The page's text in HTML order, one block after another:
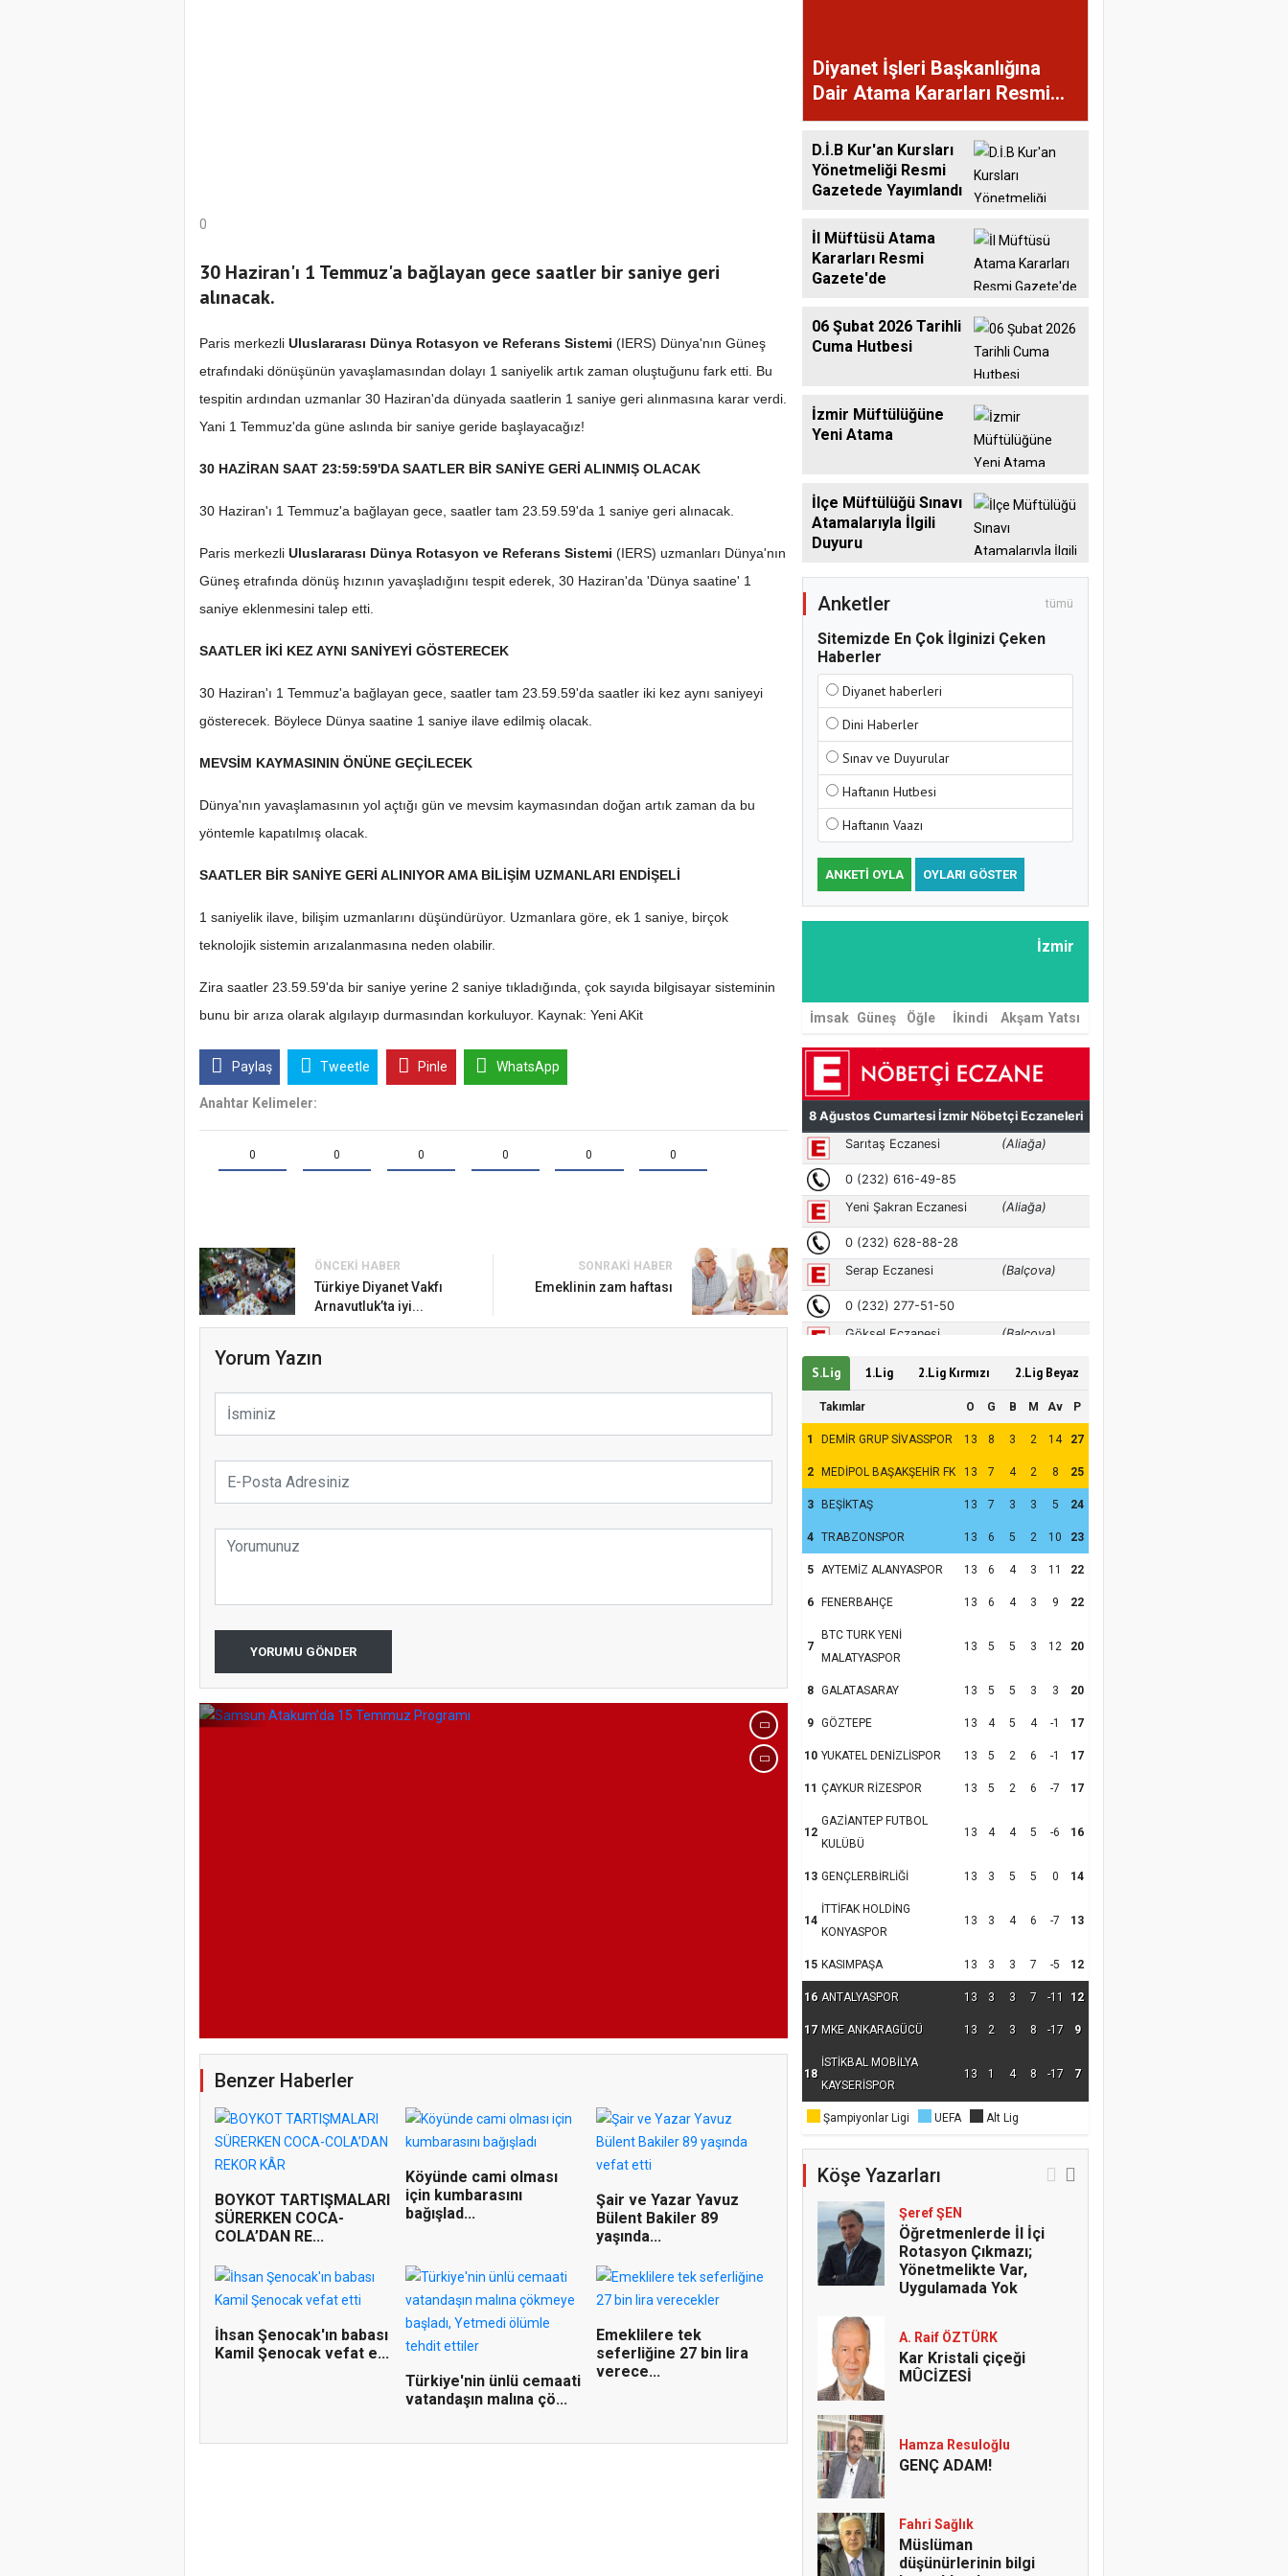
0
30 Haziran'ı 1 Temmuz'a bağlayan gece saatler bir saniye geri
alınacak.
Paris merkezli Uluslararası Dünya Rotasyon ve Referans Sistemi (IERS) Dünya'nın Güneş
etrafındaki dönüşünün yavaşlamasından dolayı 1 saniyelik artık zaman oluştuğunu fark etti. Bu
tespitin ardından uzmanlar 30 Haziran'da dünyada saatlerin 1 saniye geri alınmasına karar verdi.
Yani 1 Temmuz'da güne aslında bir saniye geride başlayacağız!
30 HAZİRAN SAAT 23:59:59'DA SAATLER BİR SANİYE GERİ ALINMIŞ OLACAK
30 Haziran'ı 1 Temmuz'a bağlayan gece, saatler tam 23.59.59'da 1 saniye geri alınacak.
Paris merkezli Uluslararası Dünya Rotasyon ve Referans Sistemi (IERS) uzmanları Dünya'nın
Güneş etrafında dönüş hızının yavaşladığını tespit ederek, 30 Haziran'da 'Dünya saatine' 1
saniye eklenmesini talep etti.
SAATLER İKİ KEZ AYNI SANİYEYİ GÖSTERECEK
30 Haziran'ı 1 Temmuz'a bağlayan gece, saatler tam 23.59.59'da saatler iki kez aynı saniyeyi
gösterecek. Böylece Dünya saatine 1 saniye ilave edilmiş olacak.
MEVSİM KAYMASININ ÖNÜNE GEÇİLECEK
Dünya'nın yavaşlamasının yol açtığı gün ve mevsim kaymasından doğan artık zaman da bu
yöntemle kapatılmış olacak.
SAATLER BİR SANİYE GERİ ALINIYOR AMA BİLİŞİM UZMANLARI ENDİŞELİ
1 saniyelik ilave, bilişim uzmanlarını düşündürüyor. Uzmanlara göre, ek 1 saniye, birçok
teknolojik sistemin arızalanmasına neden olabilir.
Zira saatler 23.59.59'da bir saniye yerine 2 saniye tıkladığında, çok sayıda bilgisayar sisteminin
bunu bir arıza olarak algılayıp durmasından korkuluyor. Kaynak: Yeni AKit
Paylaş Tweetle Pinle WhatsApp
Anahtar Kelimeler:
0 0 0 0 0 0
ÖNCEKI HABER
Türkiye Diyanet Vakfı
Arnavutluk’ta iyi...
SONRAKI HABER
Emeklinin zam haftası
Yorum Yazın
YORUMU GÖNDER
Samsun Atakum’da Ayasofya Camii
Etkinliği
Türkiye’de insanlar dinle bağlarını
koparıyor mu?
Samsun Atakum’da 15 Temmuz
Programı
Benzer Haberler
BOYKOT TARTIŞMALARI
SÜRERKEN COCA-
COLA’DAN RE...
Köyünde cami olması
için kumbarasını
bağışlad...
Şair ve Yazar Yavuz
Bülent Bakiler 89
yaşında...
İhsan Şenocak'ın babası
Kamil Şenocak vefat e...
Türkiye'nin ünlü cemaati
vatandaşın malına çö...
Emeklilere tek
seferliğine 27 bin lira
verece...
Diyanet İşleri Başkanlığına
Dair Atama Kararları Resmi
Gazete'de
D.İ.B Kur'an Kursları
Yönetmeliği Resmi
Gazetede Yayımlandı
İl Müftüsü Atama
Kararları Resmi
Gazete'de
06 Şubat 2026 Tarihli
Cuma Hutbesi
İzmir Müftülüğüne
Yeni Atama
İlçe Müftülüğü Sınavı
Atamalarıyla İlgili
Duyuru
Anketler tümü
Sitemizde En Çok İlginizi Çeken
Haberler
Diyanet haberleri
Dini Haberler
Sınav ve Duyurular
Haftanın Hutbesi
Haftanın Vaazı
ANKETI OYLA OYLARI GÖSTER
İzmir
İmsak Güneş Öğle İkindi Akşam Yatsı
S.Lig 1.Lig 2.Lig Kırmızı 2.Lig Beyaz
Takımlar O G B M Av P
1 DEMİR GRUP SİVASSPOR 13 8 3 2 14 27
2 MEDİPOL BAŞAKŞEHİR FK 13 7 4 2 8 25
3 BEŞİKTAŞ 13 7 3 3 5 24
4 TRABZONSPOR 13 6 5 2 10 23
5 AYTEMİZ ALANYASPOR 13 6 4 3 11 22
6 FENERBAHÇE 13 6 4 3 9 22
7
BTC TURK YENİ
MALATYASPOR
13 5 5 3 12 20
8 GALATASARAY 13 5 5 3 3 20
9 GÖZTEPE 13 4 5 4 -1 17
10 YUKATEL DENİZLİSPOR 13 5 2 6 -1 17
11 ÇAYKUR RİZESPOR 13 5 2 6 -7 17
12
GAZİANTEP FUTBOL
KULÜBÜ
13 4 4 5 -6 16
13 GENÇLERBİRLİĞİ 13 3 5 5 0 14
14
İTTİFAK HOLDİNG
KONYASPOR
13 3 4 6 -7 13
15 KASIMPAŞA 13 3 3 7 -5 12
16 ANTALYASPOR 13 3 3 7 -11 12
17 MKE ANKARAGÜCÜ 13 2 3 8 -17 9
18
İSTİKBAL MOBİLYA
KAYSERİSPOR
13 1 4 8 -17 7
Şampiyonlar Ligi UEFA Alt Lig
Köşe Yazarları
Şeref ŞEN
Öğretmenlerde İl İçi
Rotasyon Çıkmazı;
Yönetmelikte Var,
Uygulamada Yok
A. Raif ÖZTÜRK
Kar Kristali çiçeği
MÛCİZESİ
Hamza Resuloğlu
GENÇ ADAM!
Fahri Sağlık
Müslüman
düşünürlerinin bilgi